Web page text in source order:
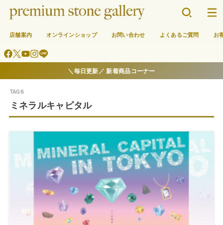
店舗案内 オンラインショップ お問い合わせ よくあるご質問 お
＼毎日更新／ 新着商品コーナー
ミネラルキャピタル